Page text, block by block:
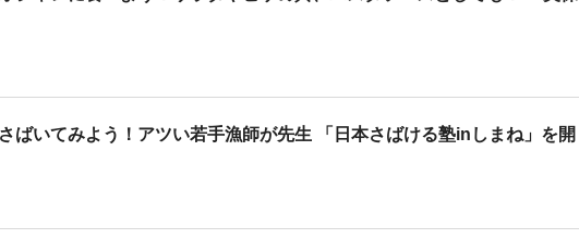
ばいてみよう！アツい若手漁師が先生 「日本さばける塾inしまね」を開